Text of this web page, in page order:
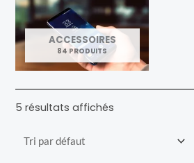
ACCESSOIRES
84 PRODUITS
5 résultats affichés